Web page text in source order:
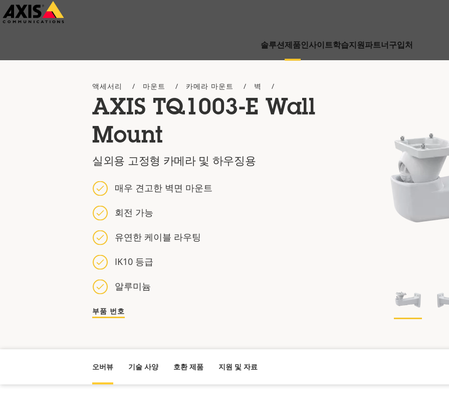
주
요
솔루션제품인사이트학습지원파트너구입처
액세서리 마운트 카메라 마운트 벽
AXIS TQ1003-E Wall
Mount
실외용 고정형 카메라 및 하우징용
매우 견고한 벽면 마운트
회전 가능
유연한 케이블 라우팅
IK10 등급
알루미늄
부품 번호
오버뷰 기술 사양 호환 제품 지원 및 자료